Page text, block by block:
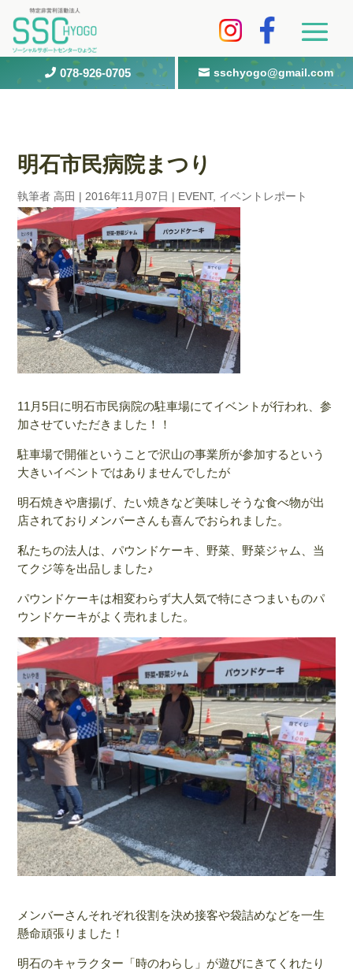
 078-926-0705  sschyogo@gmail.com
明石市民病院まつり
執筆者高田 | 2016年11月07日 | EVENT, イベントレポート
11月5日に明石市民病院の駐車場にてイベントが行われ、参
加させていただきました！！
駐車場で開催ということで沢山の事業所が参加するという
大きいイベントではありませんでしたが
明石焼きや唐揚げ、たい焼きなど美味しそうな食べ物が出
店されておりメンバーさんも喜んでおられました。
私たちの法人は、パウンドケーキ、野菜、野菜ジャム、当
てクジ等を出品しました♪
パウンドケーキは相変わらず大人気で特にさつまいものパ
ウンドケーキがよく売れました。
メンバーさんそれぞれ役割を決め接客や袋詰めなどを一生
懸命頑張りました！
明石のキャラクター「時のわらし」が遊びにきてくれたり